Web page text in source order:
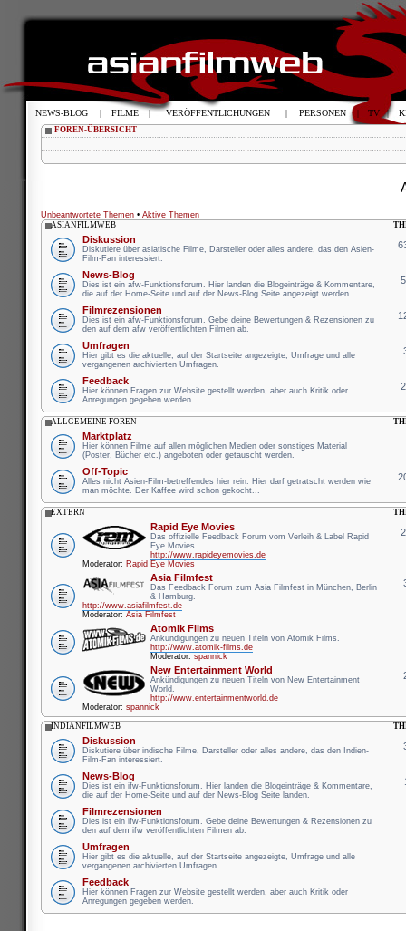
FOREN-ÜBERSICHT
Unbeantwortete Themen • Aktive Themen
ASIANFILMWEB
Diskussion
Diskutiere über asiatische Filme, Darsteller oder alles andere, das den Asien-
Film-Fan interessiert.
News-Blog
Dies ist ein afw-Funktionsforum. Hier landen die Blogeinträge & Kommentare,
die auf der Home-Seite und auf der News-Blog Seite angezeigt werden.
Filmrezensionen
Dies ist ein afw-Funktionsforum. Gebe deine Bewertungen & Rezensionen zu
den auf dem afw veröffentlichten Filmen ab.
Umfragen
Hier gibt es die aktuelle, auf der Startseite angezeigte, Umfrage und alle
vergangenen archivierten Umfragen.
Feedback
Hier können Fragen zur Website gestellt werden, aber auch Kritik oder
Anregungen gegeben werden.
ALLGEMEINE FOREN
Marktplatz
Hier können Filme auf allen möglichen Medien oder sonstiges Material
(Poster, Bücher etc.) angeboten oder getauscht werden.
Off-Topic
Alles nicht Asien-Film-betreffendes hier rein. Hier darf getratscht werden wie
man möchte. Der Kaffee wird schon gekocht...
EXTERN
Rapid Eye Movies
Das offizielle Feedback Forum vom Verleih & Label Rapid
Eye Movies.
http://www.rapideyemovies.de
Moderator: Rapid Eye Movies
Asia Filmfest
Das Feedback Forum zum Asia Filmfest in München, Berlin
& Hamburg.
http://www.asiafilmfest.de
Moderator: Asia Filmfest
Atomik Films
Ankündigungen zu neuen Titeln von Atomik Films.
http://www.atomik-films.de
Moderator: spannick
New Entertainment World
Ankündigungen zu neuen Titeln von New Entertainment
World.
http://www.entertainmentworld.de
Moderator: spannick
INDIANFILMWEB
Diskussion
Diskutiere über indische Filme, Darsteller oder alles andere, das den Indien-
Film-Fan interessiert.
News-Blog
Dies ist ein ifw-Funktionsforum. Hier landen die Blogeinträge & Kommentare,
die auf der Home-Seite und auf der News-Blog Seite landen.
Filmrezensionen
Dies ist ein ifw-Funktionsforum. Gebe deine Bewertungen & Rezensionen zu
den auf dem ifw veröffentlichten Filmen ab.
Umfragen
Hier gibt es die aktuelle, auf der Startseite angezeigte, Umfrage und alle
vergangenen archivierten Umfragen.
Feedback
Hier können Fragen zur Website gestellt werden, aber auch Kritik oder
Anregungen gegeben werden.
NEWS-BLOG | FILME | VERÖFFENTLICHUNGEN | PERSONEN | TV |